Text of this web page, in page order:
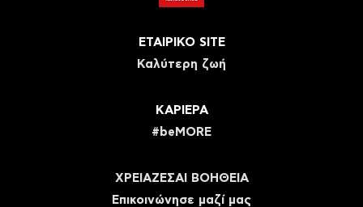
ΕΤΑΙΡΙΚΟ SITE
Καλύτερη ζωή
ΚΑΡΙΕΡΑ
#beMORE
ΧΡΕΙΑΖΕΣΑΙ ΒΟΗΘΕΙΑ
Eπικοινώνησε μαζί μας